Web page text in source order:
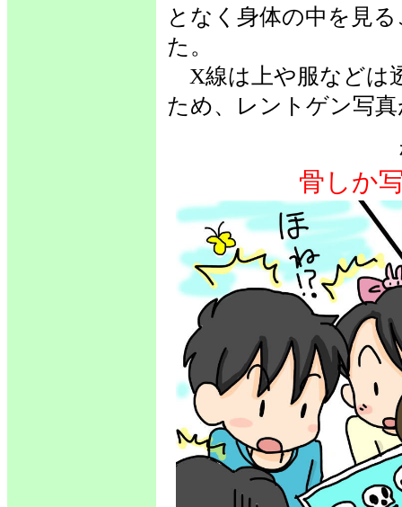
となく身体の中を見
た。
X線は上や服などは
ため、レントゲン写
骨しか